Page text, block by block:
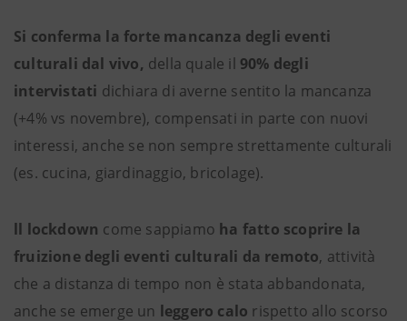
Si conferma la forte mancanza degli eventi
culturali dal vivo, della quale il 90% degli
intervistati dichiara di averne sentito la mancanza
(+4% vs novembre), compensati in parte con nuovi
interessi, anche se non sempre strettamente culturali
(es. cucina, giardinaggio, bricolage).
ll lockdown come sappiamo ha fatto scoprire la
fruizione degli eventi culturali da remoto, attività
che a distanza di tempo non è stata abbandonata,
anche se emerge un leggero calo rispetto allo scorso